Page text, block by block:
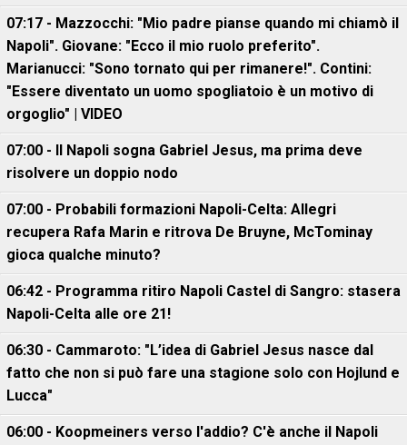
07:17 - Mazzocchi: "Mio padre pianse quando mi chiamò il
Napoli". Giovane: "Ecco il mio ruolo preferito".
Marianucci: "Sono tornato qui per rimanere!". Contini:
"Essere diventato un uomo spogliatoio è un motivo di
orgoglio" | VIDEO
07:00 - Il Napoli sogna Gabriel Jesus, ma prima deve
risolvere un doppio nodo
07:00 - Probabili formazioni Napoli-Celta: Allegri
recupera Rafa Marin e ritrova De Bruyne, McTominay
gioca qualche minuto?
06:42 - Programma ritiro Napoli Castel di Sangro: stasera
Napoli-Celta alle ore 21!
06:30 - Cammaroto: "L’idea di Gabriel Jesus nasce dal
fatto che non si può fare una stagione solo con Hojlund e
Lucca"
06:00 - Koopmeiners verso l'addio? C'è anche il Napoli